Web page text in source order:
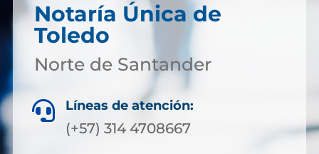
Notaría Única de
Toledo
Norte de Santander
 Líneas de atención:
(+57) 314 4708667